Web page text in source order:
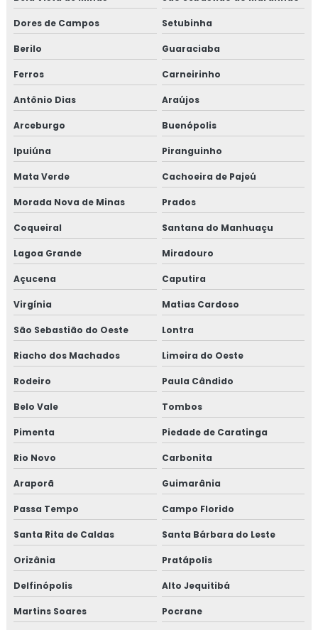
Dores de Campos Setubinha
Berilo Guaraciaba
Ferros Carneirinho
Antônio Dias Araújos
Arceburgo Buenópolis
Ipuiúna Piranguinho
Mata Verde Cachoeira de Pajeú
Morada Nova de Minas Prados
Coqueiral Santana do Manhuaçu
Lagoa Grande Miradouro
Açucena Caputira
Virgínia Matias Cardoso
São Sebastião do Oeste Lontra
Riacho dos Machados Limeira do Oeste
Rodeiro Paula Cândido
Belo Vale Tombos
Pimenta Piedade de Caratinga
Rio Novo Carbonita
Araporã Guimarânia
Passa Tempo Campo Florido
Santa Rita de Caldas Santa Bárbara do Leste
Orizânia Pratápolis
Delfinópolis Alto Jequitibá
Martins Soares Pocrane